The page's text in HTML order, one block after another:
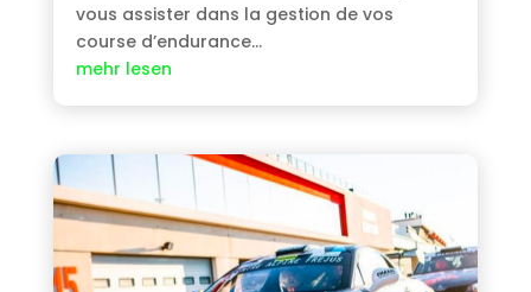
vous assister dans la gestion de vos
course d’endurance…
mehr lesen